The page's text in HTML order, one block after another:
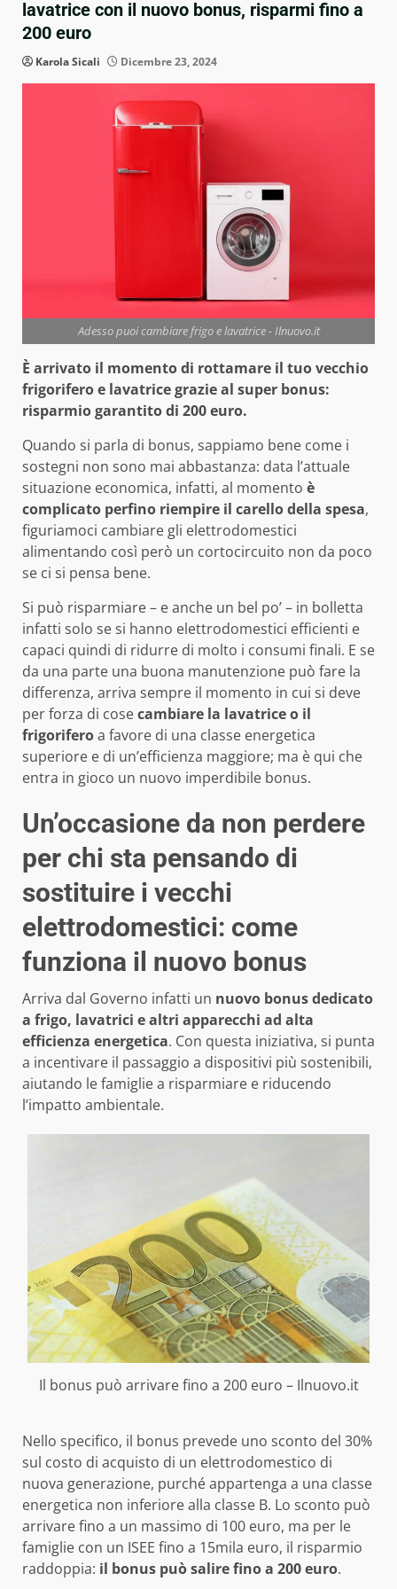
lavatrice con il nuovo bonus, risparmi fino a
200 euro
Karola Sicali Dicembre 23, 2024
Adesso puoi cambiare frigo e lavatrice - Ilnuovo.it
È arrivato il momento di rottamare il tuo vecchio
frigorifero e lavatrice grazie al super bonus:
risparmio garantito di 200 euro.
Quando si parla di bonus, sappiamo bene come i
sostegni non sono mai abbastanza: data l’attuale
situazione economica, infatti, al momento è
complicato perfino riempire il carello della spesa,
figuriamoci cambiare gli elettrodomestici
alimentando così però un cortocircuito non da poco
se ci si pensa bene.
Si può risparmiare – e anche un bel po’ – in bolletta
infatti solo se si hanno elettrodomestici efficienti e
capaci quindi di ridurre di molto i consumi finali. E se
da una parte una buona manutenzione può fare la
differenza, arriva sempre il momento in cui si deve
per forza di cosecambiare la lavatrice o il
frigoriferoa favore di una classe energetica
superiore e di un’efficienza maggiore; ma è qui che
entra in gioco un nuovo imperdibile bonus.
Un’occasione da non perdere
per chi sta pensando di
sostituire i vecchi
elettrodomestici: come
funziona il nuovo bonus
Arriva dal Governo infatti un nuovo bonus dedicato
a frigo, lavatrici e altri apparecchi ad alta
efficienza energetica. Con questa iniziativa, si punta
a incentivare il passaggio a dispositivi più sostenibili,
aiutando le famiglie a risparmiare e riducendo
l’impatto ambientale.
Il bonus può arrivare fino a 200 euro – Ilnuovo.it
Nello specifico, il bonus prevede uno sconto del 30%
sul costo di acquisto di un elettrodomestico di
nuova generazione, purché appartenga a una classe
energetica non inferiore alla classe B. Lo sconto può
arrivare fino a un massimo di 100 euro, ma per le
famiglie con un ISEE fino a 15mila euro, il risparmio
raddoppia: il bonus può salire fino a 200 euro.